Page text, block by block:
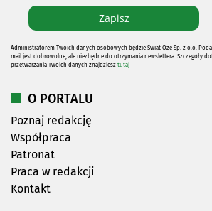
Administratorem Twoich danych osobowych będzie Świat Oze Sp. z o.o.
mail jest dobrowolne, ale niezbędne do otrzymania newslettera. Szczegóły
przetwarzania Twoich danych znajdziesz tutaj
O PORTALU
Poznaj redakcję
Współpraca
Patronat
Praca w redakcji
Kontakt